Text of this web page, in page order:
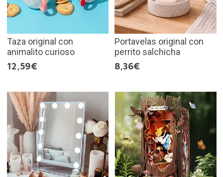
Taza original con
animalito curioso
12,59€
Portavelas original con
perrito salchicha
8,36€